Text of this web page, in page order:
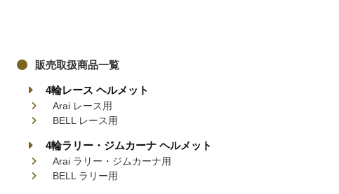
販売取扱商品一覧
4輪レース ヘルメット
Arai レース用
BELL レース用
4輪ラリー・ジムカーナ ヘルメット
Arai ラリー・ジムカーナ用
BELL ラリー用